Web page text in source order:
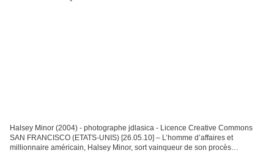
Halsey Minor (2004) - photographe jdlasica - Licence Creative Commons
SAN FRANCISCO (ETATS-UNIS) [26.05.10] – L’homme d’affaires et
millionnaire américain, Halsey Minor, sort vainqueur de son procès